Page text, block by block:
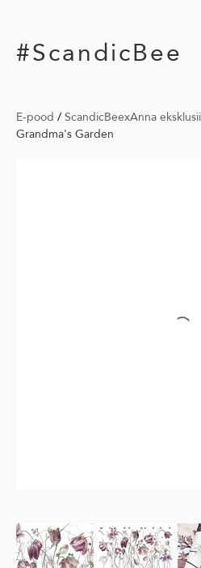
#ScandicBee
E-pood / ScandicBeexAnna
Grandma's Garden